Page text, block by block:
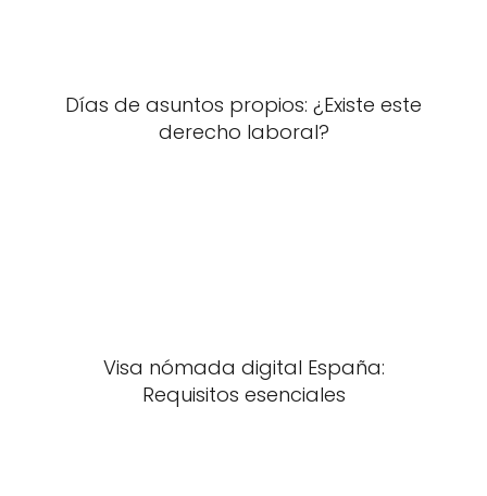
Días de asuntos propios: ¿Existe este
derecho laboral?
Visa nómada digital España:
Requisitos esenciales